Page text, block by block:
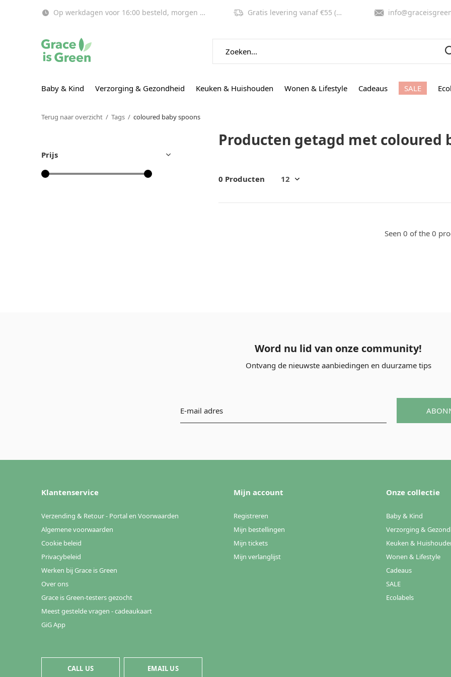
Baby & Kind Verzorging & Gezondheid Keuken & Huishouden Wonen & Lifestyle Cadeaus SALE
Op werkdagen voor 16:00 besteld, morgen in huis! Gratis levering vanaf €55 (NL, BE)
Terug naar overzicht Tags coloured baby spoons
Producten getagd met coloured
0 Producten
Seen 0 of the 0
Prijs
Word nu lid van onze community!
Ontvang de nieuwste aanbiedingen en duurzame tips
Klantenservice
Verzending & Retour - Portal en Voorwaarden
Algemene voorwaarden
Cookie beleid
Privacybeleid
Werken bij Grace is Green
Over ons
Grace is Green-testers gezocht
Meest gestelde vragen - cadeaukaart
GiG App
Mijn account
Registreren
Mijn bestellingen
Mijn tickets
Mijn verlanglijst
Onze collectie
Baby & Kind
Verzorging &
Keuken &
Wonen & Lifestyle
Cadeaus
SALE
Ecolabels
CALL US EMAIL US